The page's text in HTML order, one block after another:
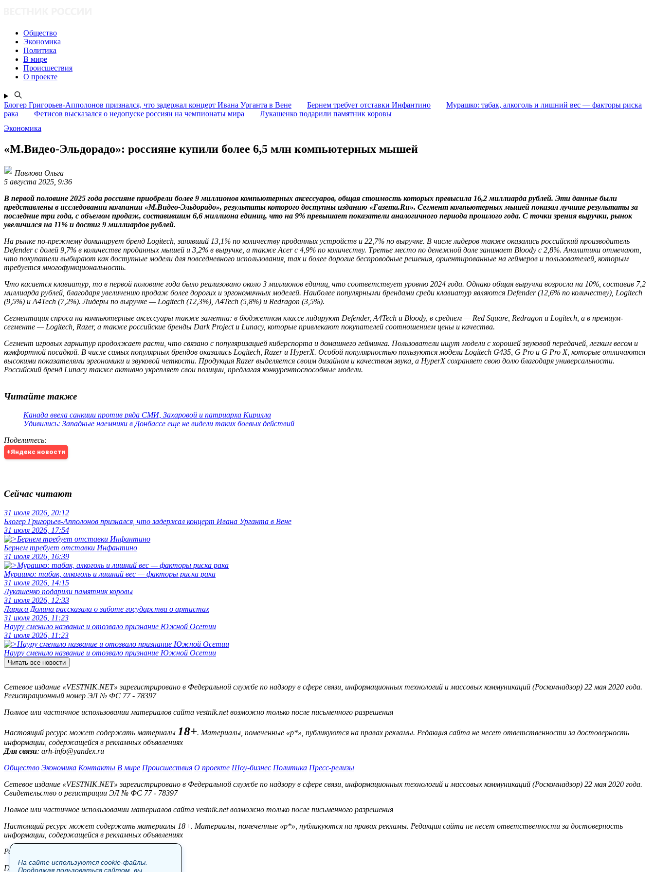
Общество
Экономика
Политика
В мире
Происшествия
О проекте
Блогер Григорьев-Апполонов признался, что задержал концерт Ивана Урганта в Вене Бернем требует отставки Инфантино
Мурашко: табак, алкоголь и лишний вес — факторы риска
рака
Фетисов высказался о недопуске россиян на чемпионаты мира
Лукашенко подарили памятник коровы
Экономика
«М.Видео-Эльдорадо»: россияне купили более 6,5 млн компьютерных мышей
Павлова Ольга
5 августа 2025, 9:36
В первой половине 2025 года россияне приобрели более 9 миллионов компьютерных аксессуаров, общая стоимость которых превысила 16,2 миллиарда рублей. Эти данные были
представлены в исследовании компании «М.Видео-Эльдорадо», результаты которого доступны изданию «Газета.Ru». Сегмент компьютерных мышей показал лучшие результаты за
последние три года, с объемом продаж, составившим 6,6 миллиона единиц, что на 9% превышает показатели аналогичного периода прошлого года. С точки зрения выручки, рынок
увеличился на 11% и достиг 9 миллиардов рублей.
На рынке по-прежнему доминирует бренд Logitech, занявший 13,1% по количеству проданных устройств и 22,7% по выручке. В числе лидеров также оказались российский производитель
Defender с долей 9,7% в количестве проданных мышей и 3,2% в выручке, а также Acer с 4,9% по количеству. Третье место по денежной доле занимает Bloody с 2,8%. Аналитики отмечают,
что покупатели выбирают как доступные модели для повседневного использования, так и более дорогие беспроводные решения, ориентированные на геймеров и пользователей, которым
требуется многофункциональность.
Что касается клавиатур, то в первой половине года было реализовано около 3 миллионов единиц, что соответствует уровню 2024 года. Однако общая выручка возросла на 10%, составив 7,2
миллиарда рублей, благодаря увеличению продаж более дорогих и эргономичных моделей. Наиболее популярными брендами среди клавиатур являются Defender (12,6% по количеству), Logitech
(9,5%) и A4Tech (7,2%). Лидеры по выручке — Logitech (12,3%), A4Tech (5,8%) и Redragon (3,5%).
Сегментация спроса на компьютерные аксессуары также заметна: в бюджетном классе лидируют Defender, A4Tech и Bloody, в среднем — Red Square, Redragon и Logitech, а в премиум-
сегменте — Logitech, Razer, а также российские бренды Dark Project и Lunacy, которые привлекают покупателей соотношением цены и качества.
Сегмент игровых гарнитур продолжает расти, что связано с популяризацией киберспорта и домашнего гейминга. Пользователи ищут модели с хорошей звуковой передачей, легким весом и
комфортной посадкой. В числе самых популярных брендов оказались Logitech, Razer и HyperX. Особой популярностью пользуются модели Logitech G435, G Pro и G Pro X, которые отличаются
высокими показателями эргономики и звуковой четкости. Продукция Razer выделяется своим дизайном и качеством звука, а HyperX сохраняет свою долю благодаря универсальности.
Российский бренд Lunacy также активно укрепляет свои позиции, предлагая конкурентоспособные модели.
Читайте также
Канада ввела санкции против ряда СМИ, Захаровой и патриарха Кирилла
Удивились: Западные наемники в Донбассе еще не видели таких боевых действий
Поделитесь:
+Яндекс новости
Сейчас читают
31 июля 2026, 20:12
Блогер Григорьев-Апполонов признался, что задержал концерт Ивана Урганта в Вене
31 июля 2026, 17:54
Бернем требует отставки Инфантино
31 июля 2026, 16:39
Мурашко: табак, алкоголь и лишний вес — факторы риска рака
31 июля 2026, 14:15
Лукашенко подарили памятник коровы
31 июля 2026, 12:33
Лариса Долина рассказала о заботе государства о артистах
31 июля 2026, 11:23
Науру сменило название и отозвало признание Южной Осетии
31 июля 2026, 11:23
Науру сменило название и отозвало признание Южной Осетии
Читать все новости
Сетевое издание «VESTNIK.NET» зарегистрировано в Федеральной службе по надзору в сфере связи, информационных технологий и массовых коммуникаций (Роскомнадзор) 22 мая 2020 года.
Регистрационный номер ЭЛ № ФС 77 - 78397
Полное или частичное использовании материалов сайта vestnik.net возможно только после письменного разрешения
Настоящий ресурс может содержать материалы 18+. Материалы, помеченные «р*», публикуются на правах рекламы. Редакция сайта не несет ответственности за достоверность
информации, содержащейся в рекламных объявлениях
Для связи: arh-info@yandex.ru
Общество Экономика Контакты В мире Происшествия О проекте Шоу-бизнес Политика Пресс-релизы
Сетевое издание «VESTNIK.NET» зарегистрировано в Федеральной службе по надзору в сфере связи, информационных технологий и массовых коммуникаций (Роскомнадзор) 22 мая 2020 года.
Свидетельство о регистрации ЭЛ № ФС 77 - 78397
Полное или частичное использовании материалов сайта vestnik.net возможно только после письменного разрешения
Настоящий ресурс может содержать материалы 18+. Материалы, помеченные «р*», публикуются на правах рекламы. Редакция сайта не несет ответственности за достоверность
информации, содержащейся в рекламных объявлениях
Редакция:
Главный редактор: Боровов М.С.
На сайте используются cookie-файлы.
Продолжая пользоваться сайтом, вы